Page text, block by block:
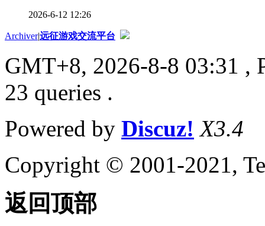
2026-6-12 12:26
Archiver|远征游戏交流平台
GMT+8, 2026-8-8 03:31 ,
23 queries .
Powered by Discuz! X3.4
Copyright © 2001-2021,
返回顶部